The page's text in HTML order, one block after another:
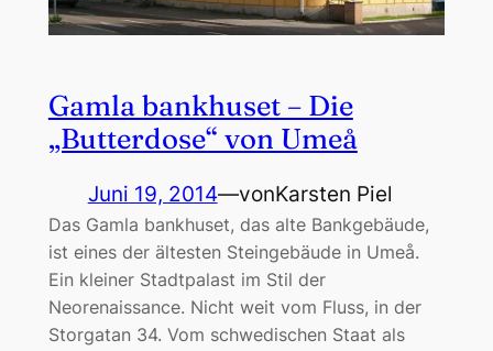
Gamla bankhuset – Die
„Butterdose“ von Umeå
Juni 19, 2014—vonKarsten Piel
Das Gamla bankhuset, das alte Bankgebäude,
ist eines der ältesten Steingebäude in Umeå.
Ein kleiner Stadtpalast im Stil der
Neorenaissance. Nicht weit vom Fluss, in der
Storgatan 34. Vom schwedischen Staat als